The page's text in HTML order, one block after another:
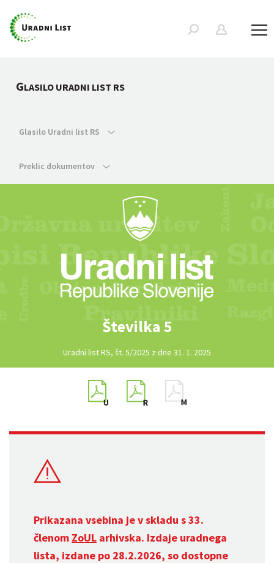
GLASILO URADNI LIST RS
Glasilo Uradni list RS
Preklic dokumentov
Številka 5
Uradni list RS, št. 5/2025 z dne 31. 1. 2025
Prikazana vsebina je v skladu s 33.
členom ZoUL arhivska. Izdaje uradnega
lista, izdane po 28.2.2026, so dostopne